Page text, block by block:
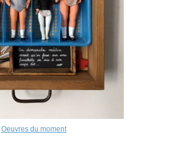
Oeuvres du moment